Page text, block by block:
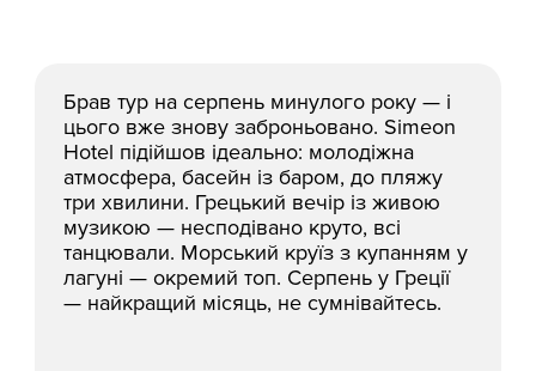
Брав тур на серпень минулого року — і
цього вже знову заброньовано. Simeon
Hotel підійшов ідеально: молодіжна
атмосфера, басейн із баром, до пляжу
три хвилини. Грецький вечір із живою
музикою — несподівано круто, всі
танцювали. Морський круїз з купанням у
лагуні — окремий топ. Серпень у Греції
— найкращий місяць, не сумнівайтесь.